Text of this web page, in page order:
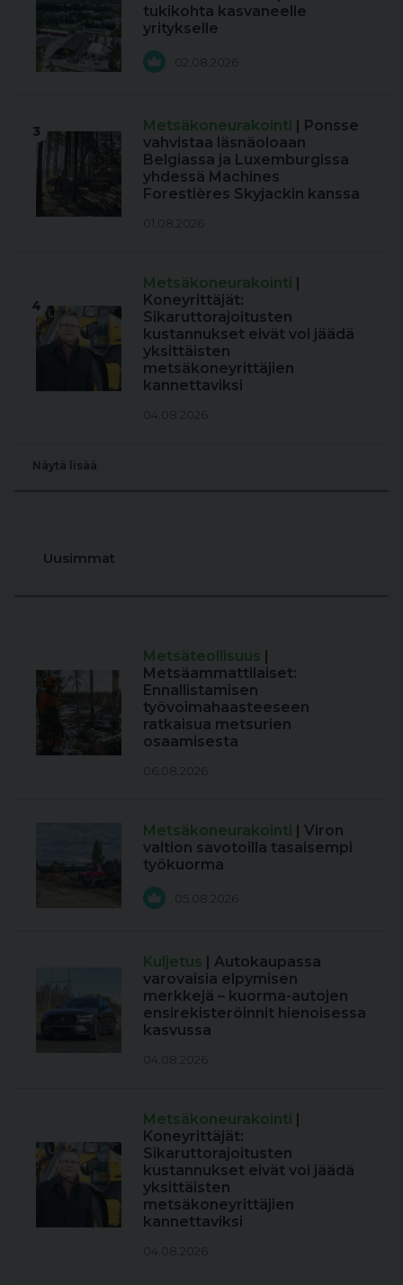
tukikohta kasvaneelle
yritykselle
02.08.2026
3 Metsäkoneurakointi | Ponsse
vahvistaa läsnäoloaan
Belgiassa ja Luxemburgissa
yhdessä Machines
Forestières Skyjackin kanssa
01.08.2026
4
Metsäkoneurakointi |
Koneyrittäjät:
Sikaruttorajoitusten
kustannukset eivät voi jäädä
yksittäisten
metsäkoneyrittäjien
kannettaviksi
04.08.2026
Näytä lisää
Uusimmat
Metsäteollisuus |
Metsäammattilaiset:
Ennallistamisen
työvoimahaasteeseen
ratkaisua metsurien
osaamisesta
06.08.2026
Metsäkoneurakointi | Viron
valtion savotoilla tasaisempi
työkuorma
05.08.2026
Kuljetus | Autokaupassa
varovaisia elpymisen
merkkejä – kuorma-autojen
ensirekisteröinnit hienoisessa
kasvussa
04.08.2026
Metsäkoneurakointi |
Koneyrittäjät:
Sikaruttorajoitusten
kustannukset eivät voi jäädä
yksittäisten
metsäkoneyrittäjien
kannettaviksi
04.08.2026